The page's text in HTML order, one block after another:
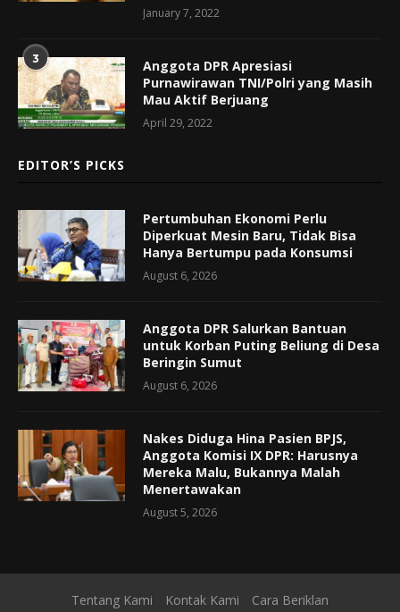
January 7, 2022
3
Anggota DPR Apresiasi
Purnawirawan TNI/Polri yang Masih
Mau Aktif Berjuang
April 29, 2022
EDITOR’S PICKS
Pertumbuhan Ekonomi Perlu
Diperkuat Mesin Baru, Tidak Bisa
Hanya Bertumpu pada Konsumsi
August 6, 2026
Anggota DPR Salurkan Bantuan
untuk Korban Puting Beliung di Desa
Beringin Sumut
August 6, 2026
Nakes Diduga Hina Pasien BPJS,
Anggota Komisi IX DPR: Harusnya
Mereka Malu, Bukannya Malah
Menertawakan
August 5, 2026
Tentang Kami Kontak Kami Cara Beriklan